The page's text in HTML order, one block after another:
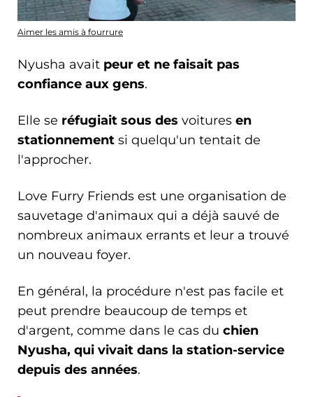
Aimer les amis à fourrure
Nyusha avait peur et ne faisait pas
confiance aux gens.
Elle se réfugiait sous des voitures en
stationnement si quelqu'un tentait de
l'approcher.
Love Furry Friends est une organisation de
sauvetage d'animaux qui a déjà sauvé de
nombreux animaux errants et leur a trouvé
un nouveau foyer.
En général, la procédure n'est pas facile et
peut prendre beaucoup de temps et
d'argent, comme dans le cas du chien
Nyusha, qui vivait dans la station-service
depuis des années.